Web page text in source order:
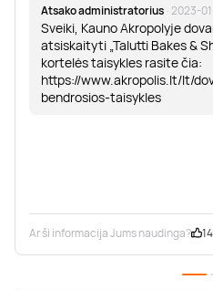
Atsako administratorius · 2023-
Sveiki, Kauno Akropolyje
atsiskaityti „Talutti Bakes &
kortelės taisykles rasite čia:
https://www.akropolis.lt/lt/
bendrosios-taisykles
Ar ši informacija Jums naudinga? 14